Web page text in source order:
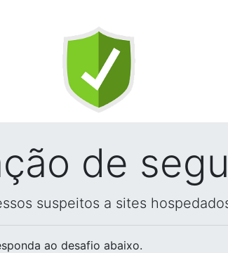
de
suspeitos a sites
ao desafio abaixo.